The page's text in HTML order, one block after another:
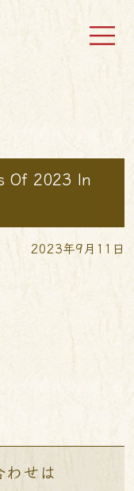
Of 2023 In
2023年9月11日
せは